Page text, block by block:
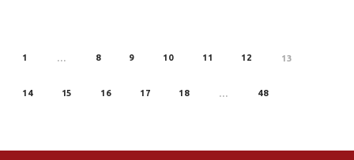
1 … 8 9 10 11 12 13
14 15 16 17 18 … 48